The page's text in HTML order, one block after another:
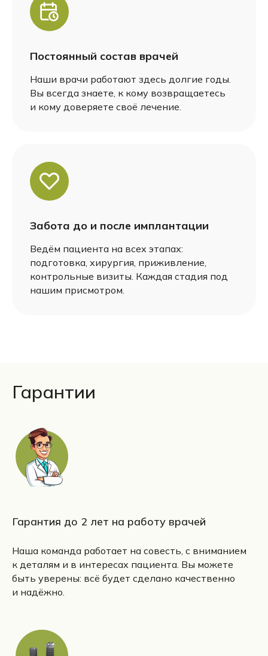
Постоянный состав врачей
Наши врачи работают здесь долгие годы.
Вы всегда знаете, к кому возвращаетесь
и кому доверяете своё лечение.
Забота до и после имплантации
Ведём пациента на всех этапах:
подготовка, хирургия, приживление,
контрольные визиты. Каждая стадия под
нашим присмотром.
Гарантии
Гарантия до 2 лет на работу врачей
Наша команда работает на совесть, с вниманием
к деталям и в интересах пациента. Вы можете
быть уверены: всё будет сделано качественно
и надёжно.